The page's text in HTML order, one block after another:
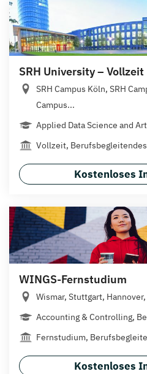
SRH University – Vollzeit
SRH Campus Köln, SRH
Campus...
Applied Data Science and
Vollzeit,
Kostenloses
WINGS-Fernstudium
Wismar, Stuttgart,
Accounting & Controlling,
Fernstudium,
Kostenloses